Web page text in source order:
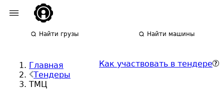
Найти грузы Найти машины
Главная
Тендеры
ТМЦ
Как участвовать в тендере